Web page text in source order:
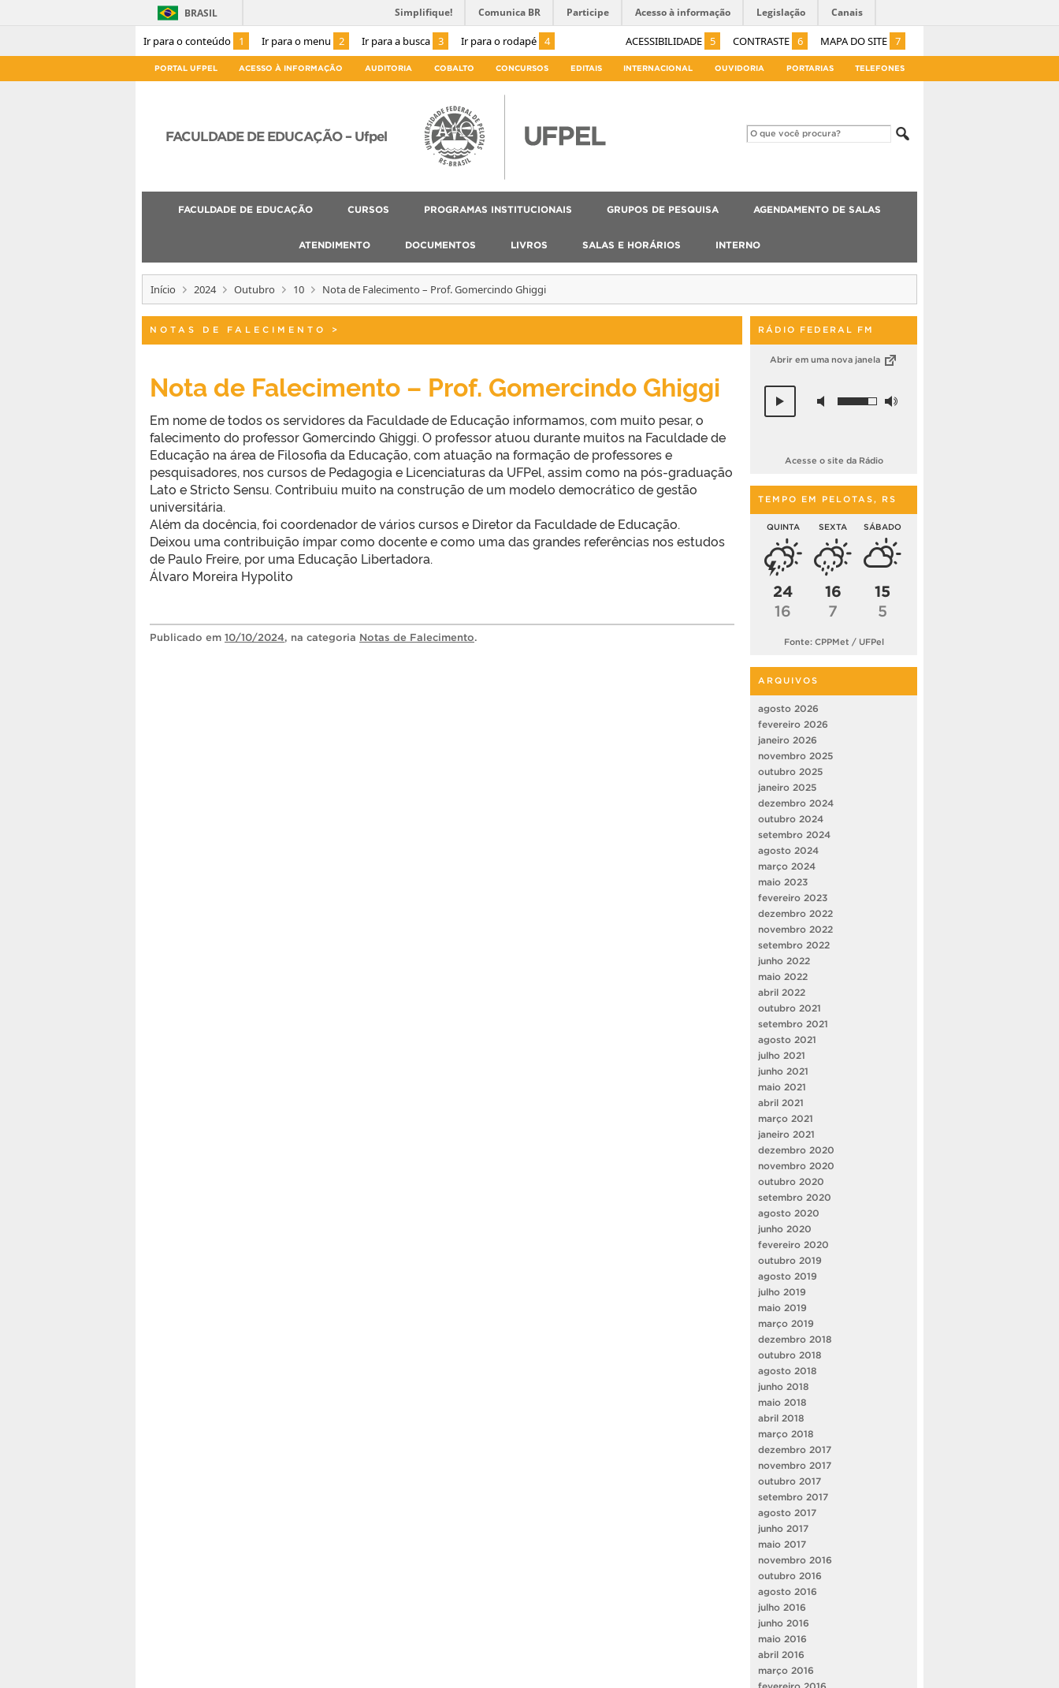
Ir para o conteúdo 1 Ir para o menu 2 Ir para a busca 3 Ir para o rodapé 4 ACESSIBILIDADE 5 CONTRASTE 6 MAPA DO SITE 7
BRASIL Simplifique! Comunica BR Participe Acesso à informação Legislação Canais
PORTAL UFPEL ACESSO À INFORMAÇÃO AUDITORIA COBALTO CONCURSOS EDITAIS INTERNACIONAL OUVIDORIA PORTARIAS TELEFONES
FACULDADE DE EDUCAÇÃO – Ufpel
FACULDADE DE EDUCAÇÃO CURSOS PROGRAMAS INSTITUCIONAIS GRUPOS DE PESQUISA AGENDAMENTO DE SALAS
ATENDIMENTO DOCUMENTOS LIVROS SALAS E HORÁRIOS INTERNO
Início 2024 Outubro 10 Nota de Falecimento – Prof. Gomercindo Ghiggi
NOTAS DE FALECIMENTO >
Nota de Falecimento – Prof. Gomercindo Ghiggi
Em nome de todos os servidores da Faculdade de Educação informamos, com muito pesar, o
falecimento do professor Gomercindo Ghiggi. O professor atuou durante muitos na Faculdade de
Educação na área de Filosofia da Educação, com atuação na formação de professores e
pesquisadores, nos cursos de Pedagogia e Licenciaturas da UFPel, assim como na pós-graduação
Lato e Stricto Sensu. Contribuiu muito na construção de um modelo democrático de gestão
universitária.
Além da docência, foi coordenador de vários cursos e Diretor da Faculdade de Educação.
Deixou uma contribuição ímpar como docente e como uma das grandes referências nos estudos
de Paulo Freire, por uma Educação Libertadora.
Álvaro Moreira Hypolito
Publicado em 10/10/2024, na categoria Notas de Falecimento.
RÁDIO FEDERAL FM
Abrir em uma nova janela
Acesse o site da Rádio
TEMPO EM PELOTAS, RS
QUINTA
24
16
SEXTA
16
7
SÁBADO
15
5
Fonte: CPPMet / UFPel
ARQUIVOS
agosto 2026
fevereiro 2026
janeiro 2026
novembro 2025
outubro 2025
janeiro 2025
dezembro 2024
outubro 2024
setembro 2024
agosto 2024
março 2024
maio 2023
fevereiro 2023
dezembro 2022
novembro 2022
setembro 2022
junho 2022
maio 2022
abril 2022
outubro 2021
setembro 2021
agosto 2021
julho 2021
junho 2021
maio 2021
abril 2021
março 2021
janeiro 2021
dezembro 2020
novembro 2020
outubro 2020
setembro 2020
agosto 2020
junho 2020
fevereiro 2020
outubro 2019
agosto 2019
julho 2019
maio 2019
março 2019
dezembro 2018
outubro 2018
agosto 2018
junho 2018
maio 2018
abril 2018
março 2018
dezembro 2017
novembro 2017
outubro 2017
setembro 2017
agosto 2017
junho 2017
maio 2017
novembro 2016
outubro 2016
agosto 2016
julho 2016
junho 2016
maio 2016
abril 2016
março 2016